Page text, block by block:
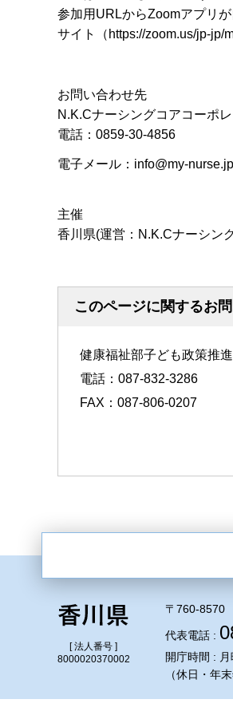
参加用URLからZoomアプリ
サイト（https://zoom.us/jp-jp/
お問い合わせ先
N.K.Cナーシングコアコーポ
電話：0859-30-4856
電子メール：info@my-nurse.jp
主催
香川県(運営：N.K.Cナーシン
このページに関するお
健康福祉部子ども政策推
電話：087-832-3286
FAX：087-806-0207
[ 法人番号 ]
8000020370002
〒760-8570
代表電話 :
開庁時間 :
（休日・年